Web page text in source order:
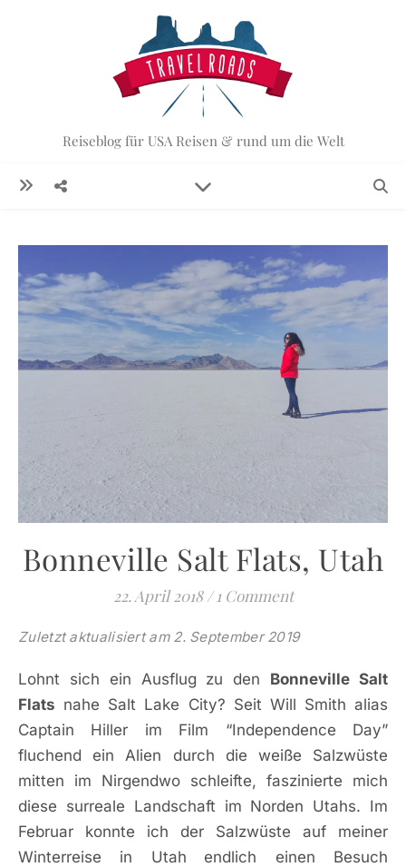
Reiseblog für USA Reisen & rund um die Welt
Bonneville Salt Flats, Utah
22. April 2018 / 1 Comment
Zuletzt aktualisiert am 2. September 2019
Lohnt sich ein Ausflug zu den Bonneville Salt
Flats nahe Salt Lake City? Seit Will Smith alias
Captain Hiller im Film “Independence Day”
fluchend ein Alien durch die weiße Salzwüste
mitten im Nirgendwo schleifte, faszinierte mich
diese surreale Landschaft im Norden Utahs. Im
Februar konnte ich der Salzwüste auf meiner
Winterreise in Utah
endlich einen Besuch